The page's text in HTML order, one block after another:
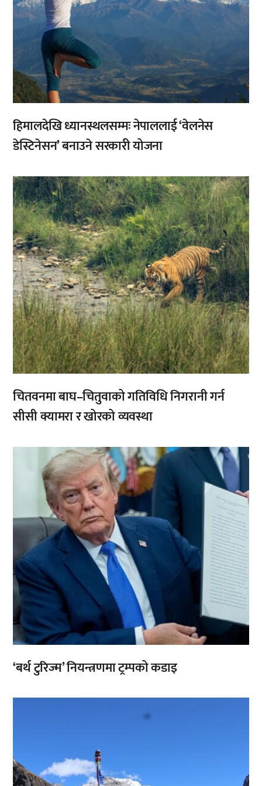
हिमालदेखि ध्यानस्थलसम्मः नेपाललाई ‘वेलनेस
डेस्टिनेसन’ बनाउने सरकारी योजना
,
चितवनमा बाघ–चितुवाको गतिविधि निगरानी गर्न
सीसी क्यामरा र खोरको व्यवस्था
‘बर्थ टुरिज्म’ नियन्त्रणमा ट्रम्पको कडाइ